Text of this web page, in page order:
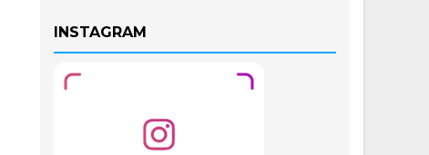
INSTAGRAM